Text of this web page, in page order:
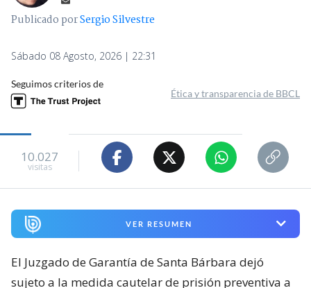
Publicado porSergio Silvestre
Sábado 08 Agosto, 2026 | 22:31
Seguimos criterios de
Ética y transparencia de BBCL
10.027
visitas
VER RESUMEN
El Juzgado de Garantía de Santa Bárbara dejó
sujeto a la medida cautelar de prisión preventiva a